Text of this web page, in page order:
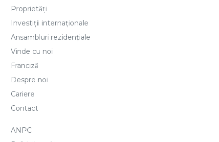
Proprietăți
Investiții internaționale
Ansambluri rezidențiale
Vinde cu noi
Franciză
Despre noi
Cariere
Contact
ANPC